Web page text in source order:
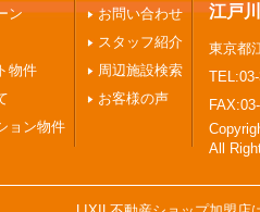
ン
物件
ョン物件
お問い合わせ
スタッフ紹介
周辺施設検索
お客様の声
江戸
東京都
All